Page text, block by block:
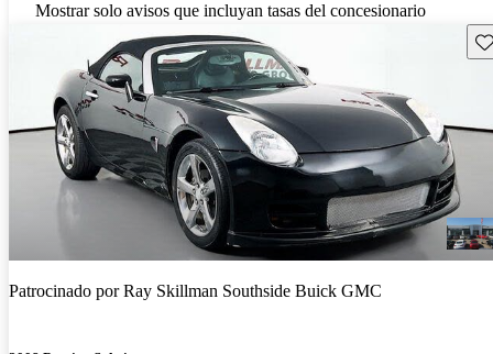
Mostrar solo avisos que incluyan tasas del concesionario
Patrocinado porRay Skillman Southside Buick GMC